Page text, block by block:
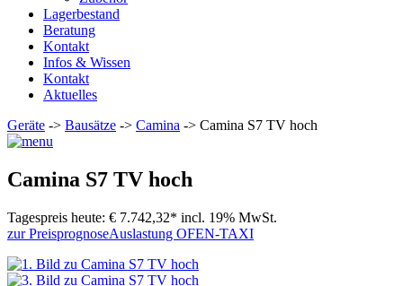
Lagerbestand
Beratung
Kontakt
Infos & Wissen
Kontakt
Aktuelles
Geräte -> Bausätze -> Camina -> Camina S7 TV hoch
Camina S7 TV hoch
Tagespreis heute: € 7.742,32* incl. 19% MwSt.
zur PreisprognoseAuslastung OFEN-TAXI